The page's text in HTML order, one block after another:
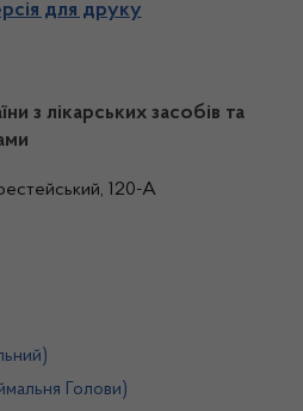
для друку
з лікарських засобів та
120-А
Голови)